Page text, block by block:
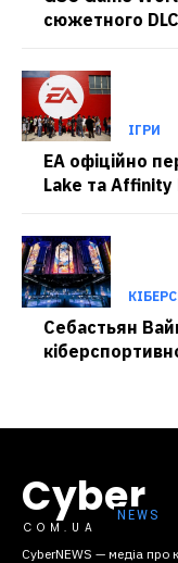
сюжетного
ІГРИ
EA офіційно
Lake та
Себастьян
Cyber
COM.UA
CyberNEWS — медіа про